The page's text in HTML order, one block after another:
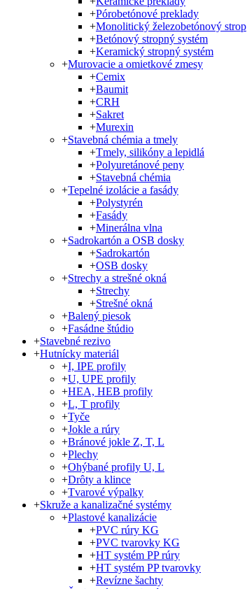
+Pórobetónové preklady
+Monolitický železobetónový strop
+Betónový stropný systém
+Keramický stropný systém
+Murovacie a omietkové zmesy
+Cemix
+Baumit
+CRH
+Sakret
+Murexin
+Stavebná chémia a tmely
+Tmely, silikóny a lepidlá
+Polyuretánové peny
+Stavebná chémia
+Tepelné izolácie a fasády
+Polystyrén
+Fasády
+Minerálna vlna
+Sadrokartón a OSB dosky
+Sadrokartón
+OSB dosky
+Strechy a strešné okná
+Strechy
+Strešné okná
+Balený piesok
+Fasádne štúdio
+Stavebné rezivo
+Hutnícky materiál
+I, IPE profily
+U, UPE profily
+HEA, HEB profily
+L, T profily
+Tyče
+Jokle a rúry
+Bránové jokle Z, T, L
+Plechy
+Ohýbané profily U, L
+Drôty a klince
+Tvarové výpalky
+Skruže a kanalizačné systémy
+Plastové kanalizácie
+PVC rúry KG
+PVC tvarovky KG
+HT systém PP rúry
+HT systém PP tvarovky
+Revízne šachty